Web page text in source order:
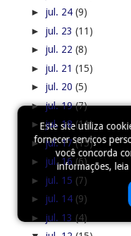
Este site utiliza
fornecer serviços
você concorda
informações, leia
► jul. 24 (9)
► jul. 23 (11)
► jul. 22 (8)
► jul. 21 (15)
► jul. 20 (5)
►jul. 19(7)
►jul. 18(11)
►jul. 17(15)
► jul. 16 (6)
► jul. 15 (7)
► jul. 14 (9)
► jul. 13 (4)